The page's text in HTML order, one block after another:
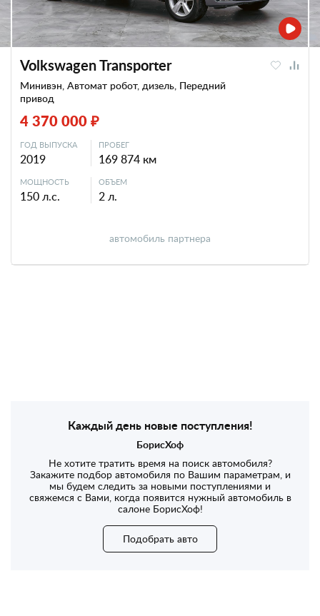
Volkswagen Transporter
Минивэн, Автомат робот, дизель, Передний
привод
4 370 000 ₽
ГОД ВЫПУСКА
2019
ПРОБЕГ
169 874 км
МОЩНОСТЬ
150 л.с.
ОБЪЕМ
2 л.
автомобиль партнера
Каждый день новые поступления!
БорисХоф
Не хотите тратить время на поиск автомобиля?
Закажите подбор автомобиля по Вашим параметрам, и
мы будем следить за новыми поступлениями и
свяжемся с Вами, когда появится нужный автомобиль в
салоне БорисХоф!
Подобрать авто